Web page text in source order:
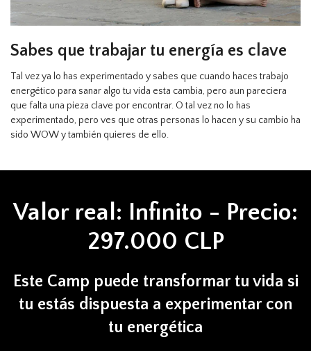
Sabes que trabajar tu energía es clave
Tal vez ya lo has experimentado y sabes que cuando haces trabajo
energético para sanar algo tu vida esta cambia, pero aun pareciera
que falta una pieza clave por encontrar. O tal vez no lo has
experimentado, pero ves que otras personas lo hacen y su cambio ha
sido WOW y también quieres de ello.
Valor real: Infinito - Precio:
297.000 CLP
Este Camp puede transformar tu vida si
tu estás dispuesta a experimentar con
tu energética